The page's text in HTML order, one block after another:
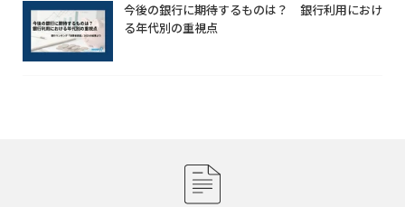
今後の銀行に期待するものは？ 銀行利用におけ
る年代別の重視点